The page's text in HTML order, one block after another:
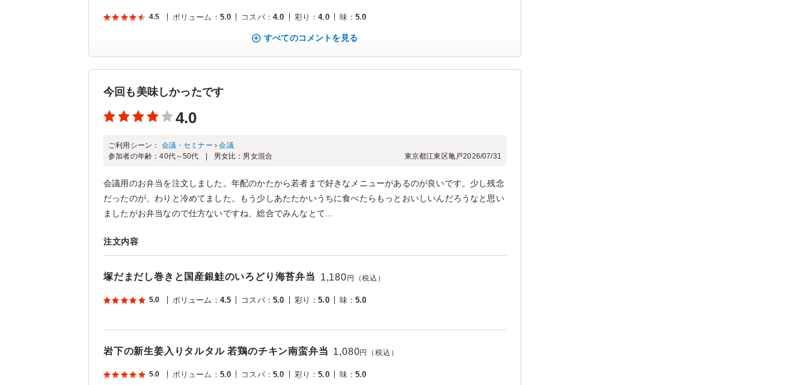
4.5 ボリューム ： 5.0 コスパ： 4.0 彩り ：4.0 味：5.0
すべてのコメントを見る
今回も美味しかったです
4.0
ご利用シーン： 会議・セミナー ›会議
参加者の年齢：40代～50代 男女比： 男女混合 東京都江東区亀戸2026/07/31
会議用のお弁当を注文しました。年配のかたから若者まで好きなメニューがあるのが良いです。少し残念
だったのが、わりと冷めてました。もう少しあたたかいうちに食べたらもっとおいしいんだろうなと思い
ましたがお弁当なので仕方ないですね、総合でみんなとて...
注文内容
塚だまだし巻きと国産銀鮭のいろどり海苔弁当 1,180 円（税込）
5.0 ボリューム ： 4.5 コスパ： 5.0 彩り ：5.0 味：5.0
岩下の新生姜入りタルタル 若鶏のチキン南蛮弁当 1,080円（税込）
5.0 ボリューム ： 5.0 コスパ： 5.0 彩り ：5.0 味：5.0